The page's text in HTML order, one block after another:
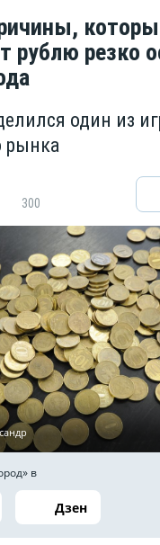
рублю резко
один из
рынка
300
в
Дзен